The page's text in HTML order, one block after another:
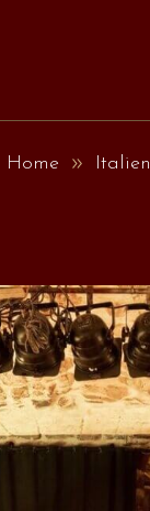
Home Italien